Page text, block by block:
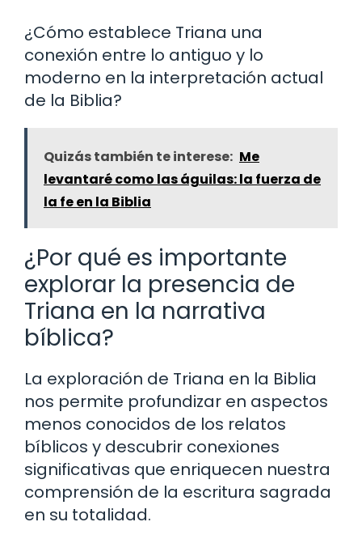
¿Cómo establece Triana una
conexión entre lo antiguo y lo
moderno en la interpretación actual
de la Biblia?
Quizás también te interese: Me
levantaré como las águilas: la fuerza de
la fe en la Biblia
¿Por qué es importante
explorar la presencia de
Triana en la narrativa
bíblica?
La exploración de Triana en la Biblia
nos permite profundizar en aspectos
menos conocidos de los relatos
bíblicos y descubrir conexiones
significativas que enriquecen nuestra
comprensión de la escritura sagrada
en su totalidad.